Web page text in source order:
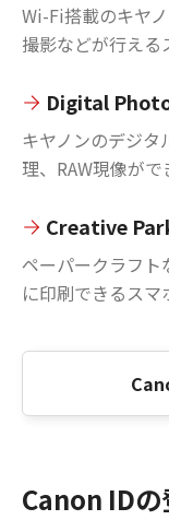
Wi-Fi搭載のキヤ
撮影などが行える
Digital
キヤノンのデジ
理、RAW現像がで
Creative
ペーパークラフト
に印刷できるスマ
Canon ID